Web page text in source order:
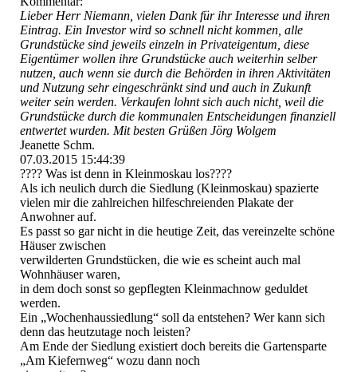
Lieber Herr Niemann, vielen Dank für ihr Interesse und ihren
Eintrag. Ein Investor wird so schnell nicht kommen, alle
Grundstücke sind jeweils einzeln in Privateigentum, diese
Eigentümer wollen ihre Grundstücke auch weiterhin selber
nutzen, auch wenn sie durch die Behörden in ihren Aktivitäten
und Nutzung sehr eingeschränkt sind und auch in Zukunft
weiter sein werden. Verkaufen lohnt sich auch nicht, weil die
Grundstücke durch die kommunalen Entscheidungen finanziell
entwertet wurden. Mit besten Grüßen Jörg Wolgem
Jeanette Schm.
07.03.2015 15:44:39
???? Was ist denn in Kleinmoskau los????
Als ich neulich durch die Siedlung (Kleinmoskau) spazierte
vielen mir die zahlreichen hilfeschreienden Plakate der
Anwohner auf.
Es passt so gar nicht in die heutige Zeit, das vereinzelte schöne
Häuser zwischen
verwilderten Grundstücken, die wie es scheint auch mal
Wohnhäuser waren,
in dem doch sonst so gepflegten Kleinmachnow geduldet
werden.
Ein „Wochenhaussiedlung“ soll da entstehen? Wer kann sich
denn das heutzutage noch leisten?
Am Ende der Siedlung existiert doch bereits die Gartensparte
„Am Kiefernweg“ wozu dann noch